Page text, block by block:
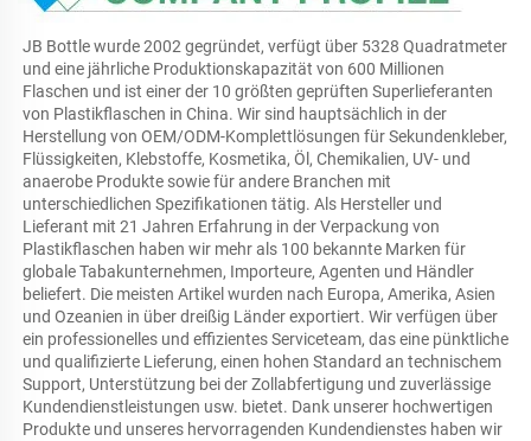
JB Bottle wurde 2002 gegründet, verfügt über 5328 Quadratmeter
und eine jährliche Produktionskapazität von 600 Millionen
Flaschen und ist einer der 10 größten geprüften Superlieferanten
von Plastikflaschen in China. Wir sind hauptsächlich in der
Herstellung von OEM/ODM-Komplettlösungen für Sekundenkleber,
Flüssigkeiten, Klebstoffe, Kosmetika, Öl, Chemikalien, UV- und
anaerobe Produkte sowie für andere Branchen mit
unterschiedlichen Spezifikationen tätig. Als Hersteller und
Lieferant mit 21 Jahren Erfahrung in der Verpackung von
Plastikflaschen haben wir mehr als 100 bekannte Marken für
globale Tabakunternehmen, Importeure, Agenten und Händler
beliefert. Die meisten Artikel wurden nach Europa, Amerika, Asien
und Ozeanien in über dreißig Länder exportiert. Wir verfügen über
ein professionelles und effizientes Serviceteam, das eine pünktliche
und qualifizierte Lieferung, einen hohen Standard an technischem
Support, Unterstützung bei der Zollabfertigung und zuverlässige
Kundendienstleistungen usw. bietet. Dank unserer hochwertigen
Produkte und unseres hervorragenden Kundendienstes haben wir